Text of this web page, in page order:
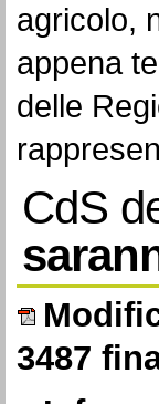
agricolo,
appena
delle
CdS
3487